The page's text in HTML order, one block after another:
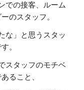
での接客、ルーム
のスタッフ。
な」と思うスタッ
。
スタッフのモチベ
ること、